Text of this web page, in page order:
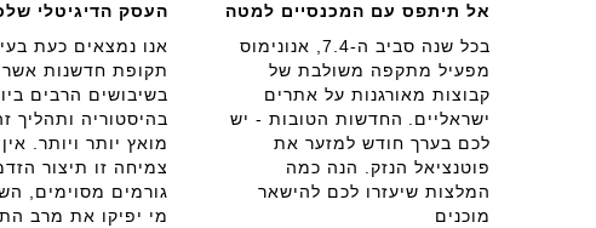
אל תיתפס עם המכנסיים למטה
בכל שנה סביב ה-7.4, אנונימוס
מפעיל מתקפה משולבת של
קבוצות מאורגנות על אתרים
ישראליים. החדשות הטובות - יש
לכם בערך חודש למזער את
פוטנציאל הנזק. הנה כמה
המלצות שיעזרו לכם להישאר
מוכנים
העסק הדיגיטלי
אנו נמצאים כעת
תקופת חדשנות
בשיבושים הרבים
בהיסטוריה ותהליך
מואץ יותר ויותר.
צמיחה זו תיצור
גורמים מסוימים,
מי יפיקו את מרב